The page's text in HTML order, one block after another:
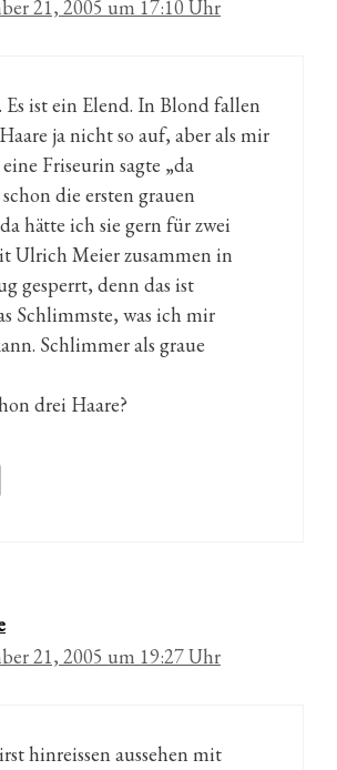
21, 2005 um 17:10 Uhr
Es ist ein Elend. In Blond fallen
ja nicht so auf, aber als mir
eine Friseurin sagte „da
die ersten grauen
hätte ich sie gern für zwei
Ulrich Meier zusammen in
gesperrt, denn das ist
Schlimmste, was ich mir
Schlimmer als graue
drei Haare?
21, 2005 um 19:27 Uhr
hinreissen aussehen mit